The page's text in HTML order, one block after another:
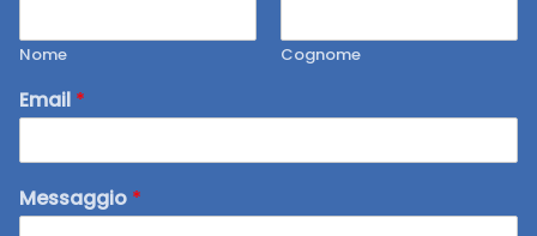
Nome Cognome
Email *
Messaggio *